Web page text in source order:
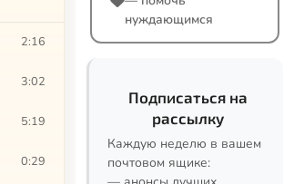
2:16
3:02
5:19
0:29
нуждающимся
Подписаться на
рассылку
Каждую неделю в вашем
почтовом ящике: